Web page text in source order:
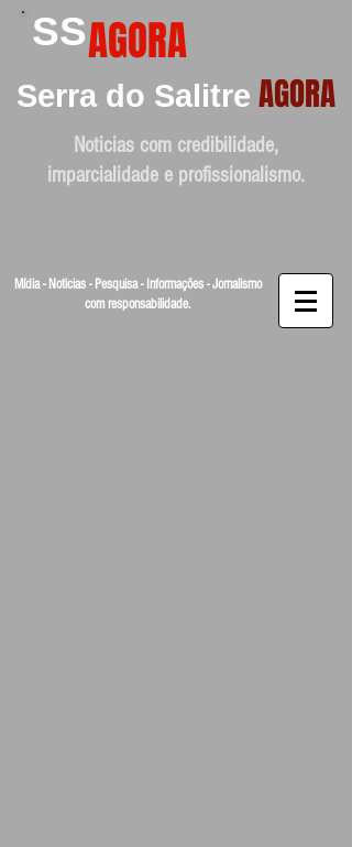
SSAGORA
Serra do Salitre AGORA
Noticias com credibilidade,
imparcialidade e profissionalismo.
Mídia - Noticias - Pesquisa - Informações - Jornalismo
com responsabilidade.